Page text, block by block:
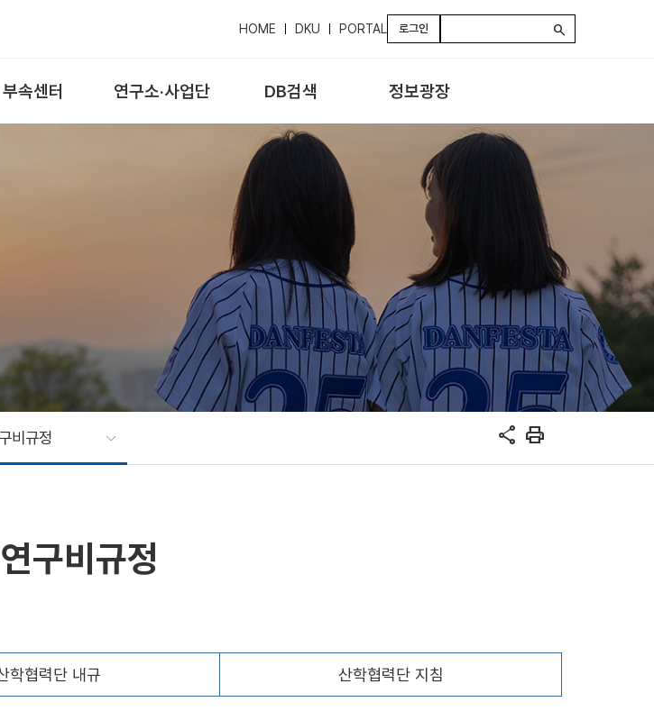
HOME DKU PORTAL 로그인 search
부속센터 연구소·사업단 DB검색 정보광장
비규정 share print
구비규정
학협력단 내규 산학협력단 지침